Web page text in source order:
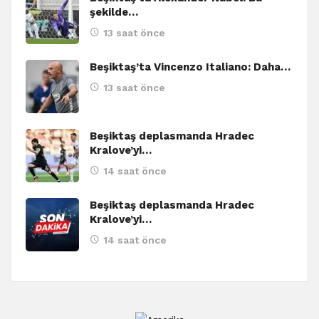
şekilde…
13 saat önce
Beşiktaş’ta Vincenzo Italiano: Daha…
13 saat önce
Beşiktaş deplasmanda Hradec
Kralove’yi…
14 saat önce
Beşiktaş deplasmanda Hradec
Kralove’yi…
14 saat önce